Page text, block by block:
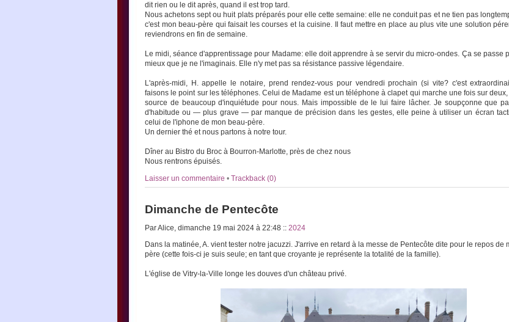
dit rien ou le dit après, quand il est trop tard.
Nous achetons sept ou huit plats préparés pour elle cette semaine: elle ne conduit pas et ne tien pas
c'est mon beau-père qui faisait les courses et la cuisine. Il faut mettre en place au plus vite une solution
reviendrons en fin de semaine.
Le midi, séance d'apprentissage pour Madame: elle doit apprendre à se servir du micro-ondes. Ça se passe
mieux que je ne l'imaginais. Elle n'y met pas sa résistance passive légendaire.
L'après-midi, H. appelle le notaire, prend rendez-vous pour vendredi prochain (si vite? c'est
faisons le point sur les téléphones. Celui de Madame est un téléphone à clapet qui marche une fois sur
source de beaucoup d'inquiétude pour nous. Mais impossible de le lui faire lâcher. Je soupçonne que
d'habitude ou — plus grave — par manque de précision dans les gestes, elle peine à utiliser un écran
celui de l'iphone de mon beau-père.
Un dernier thé et nous partons à notre tour.
Dîner au Bistro du Broc à Bourron-Marlotte, près de chez nous
Nous rentrons épuisés.
Laisser un commentaire • Trackback (0)
Dimanche de Pentecôte
Par Alice, dimanche 19 mai 2024 à 22:48 :: 2024
Dans la matinée, A. vient tester notre jacuzzi. J'arrive en retard à la messe de Pentecôte dite pour le repos de
père (cette fois-ci je suis seule; en tant que croyante je représente la totalité de la famille).
L'église de Vitry-la-Ville longe les douves d'un château privé.